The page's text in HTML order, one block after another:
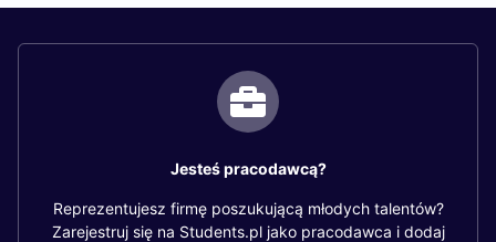
Jesteś pracodawcą?
Reprezentujesz firmę poszukującą młodych talentów?
Zarejestruj się na Students.pl jako pracodawca i dodaj